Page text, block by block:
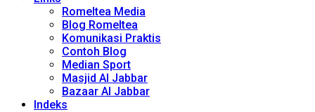
Romeltea Media
Blog Romeltea
Komunikasi Praktis
Contoh Blog
Median Sport
Masjid Al Jabbar
Bazaar Al Jabbar
Indeks